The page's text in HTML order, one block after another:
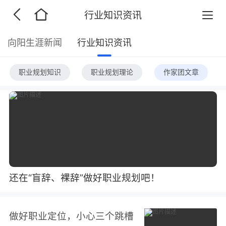
行业知识资讯
向阳生涯新闻 行业知识资讯
职业规划知识 职业规划理论 作家团文章
还在“盲辞、裸辞”做好职业规划吧！
做好职业定位，小心三个跳槽